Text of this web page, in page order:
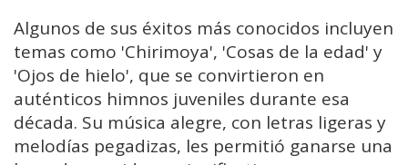
Algunos de sus éxitos más conocidos incluyen
temas como 'Chirimoya', 'Cosas de la edad' y
'Ojos de hielo', que se convirtieron en
auténticos himnos juveniles durante esa
década. Su música alegre, con letras ligeras y
melodías pegadizas, les permitió ganarse una